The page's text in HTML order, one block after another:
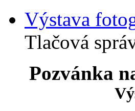
Výstava
Tlačová
Pozvánka